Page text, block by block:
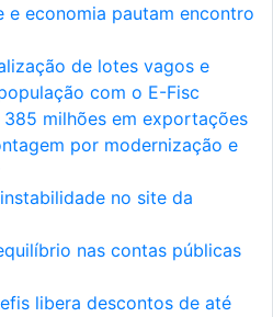
e economia pautam encontro
de lotes vagos e
com o E-Fisc
milhões em exportações
por modernização e
no site da
nas contas públicas
libera descontos de até